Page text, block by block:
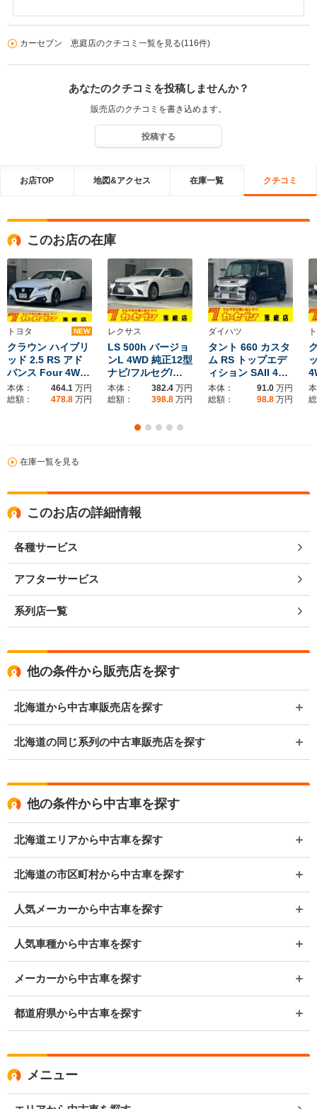
カーセブン 恵庭店のクチコミ一覧を見る(116件)
あなたのクチコミを投稿しませんか？
販売店のクチコミを書き込めます。
投稿する
お店TOP 地図&アクセス 在庫一覧 クチコミ
このお店の在庫
トヨタ NEW
クラウン ハイブリ
ッド 2.5 RS アド
バンス Four 4W…
本体： 464.1 万円
総額：
478.8 万円
レクサス
LS 500h バージョ
ンL 4WD 純正12型
ナビ/フルセグ/…
本体： 382.4 万円
総額：
398.8 万円
ダイハツ
タント 660 カスタ
ム RS トップエデ
ィション SAII 4…
本体： 91.0 万円
総額：
98.8 万円
在庫一覧を見る
このお店の詳細情報
各種サービス
アフターサービス
系列店一覧
他の条件から販売店を探す
北海道から中古車販売店を探す
北海道の同じ系列の中古車販売店を探す
他の条件から中古車を探す
北海道エリアから中古車を探す
北海道の市区町村から中古車を探す
人気メーカーから中古車を探す
人気車種から中古車を探す
メーカーから中古車を探す
都道府県から中古車を探す
メニュー